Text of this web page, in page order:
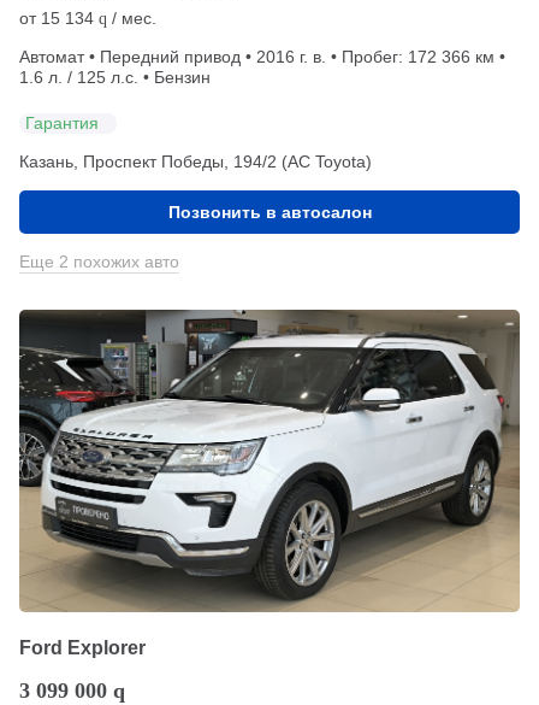
от 15 134 q / мес.
Автомат • Передний привод • 2016 г. в. • Пробег: 172 366 км •
1.6 л. / 125 л.с. • Бензин
Гарантия
Казань, Проспект Победы, 194/2 (АС Toyota)
Позвонить в автосалон
Еще 2 похожих авто
Ford Explorer
3 099 000 q